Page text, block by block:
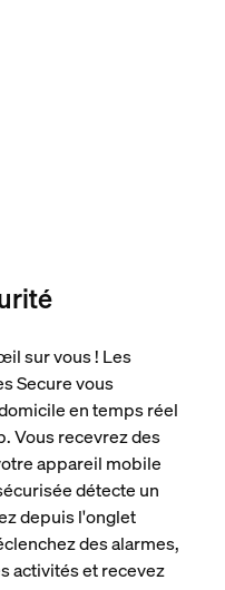
sur vous ! Les
Secure vous
en temps réel
Vous recevrez des
appareil mobile
détecte un
depuis l'onglet
des alarmes,
activités et recevez